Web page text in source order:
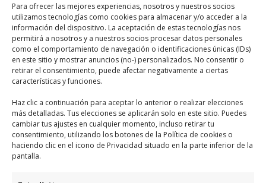
Para ofrecer las mejores experiencias, nosotros y nuestros socios
utilizamos tecnologías como cookies para almacenar y/o acceder a la
información del dispositivo. La aceptación de estas tecnologías nos
permitirá a nosotros y a nuestros socios procesar datos personales
como el comportamiento de navegación o identificaciones únicas (IDs)
en este sitio y mostrar anuncios (no-) personalizados. No consentir o
retirar el consentimiento, puede afectar negativamente a ciertas
características y funciones.
Haz clic a continuación para aceptar lo anterior o realizar elecciones
más detalladas. Tus elecciones se aplicarán solo en este sitio. Puedes
cambiar tus ajustes en cualquier momento, incluso retirar tu
consentimiento, utilizando los botones de la Política de cookies o
haciendo clic en el icono de Privacidad situado en la parte inferior de la
pantalla.
Nombre:Activa Orihuela Sl
Dirección:Av. Teodomiro, 15, 03300 ENB, Alicante,
Provincia: Alicante
Municipio: Orihuela, España
Categoría:Periódicos